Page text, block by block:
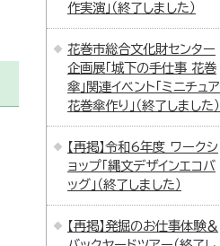
作実演」（終了しました）
花巻市総合文化財センター
企画展「城下の手仕事 花巻
傘」関連イベント「ミニチュア
花巻傘作り」（終了しました）
【再掲】令和6年度 ワークシ
ョップ「縄文デザインエコバ
ッグ」（終了しました）
【再掲】発掘のお仕事体験＆